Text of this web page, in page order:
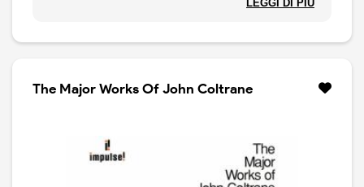
Track 5 original-LP issue: Archie Shepp "On This Night"
Impulse AS-97.
Reissue mastered at Universal Mastering Studios-East.
LEGGI DI PIÙ
The Major Works Of John Coltrane